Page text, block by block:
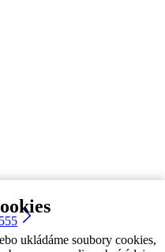
ukládáme soubory cookies,